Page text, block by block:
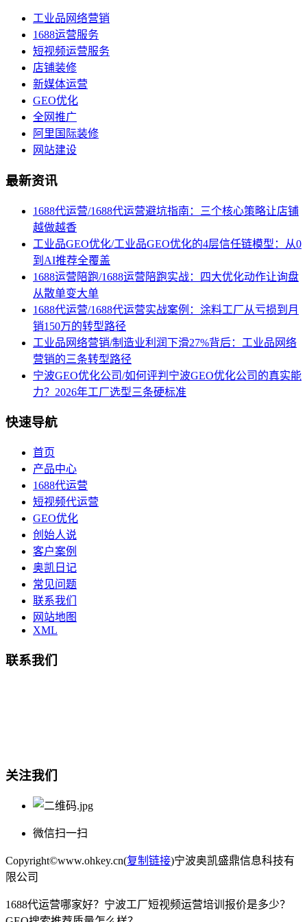
工业品网络营销
1688运营服务
短视频运营服务
店铺装修
新媒体运营
GEO优化
全网推广
阿里国际装修
网站建设
最新资讯
1688代运营/1688代运营避坑指南：三个核心策略让店铺
越做越香
工业品GEO优化/工业品GEO优化的4层信任链模型：从0
到AI推荐全覆盖
1688运营陪跑/1688运营陪跑实战：四大优化动作让询盘
从散单变大单
1688代运营/1688代运营实战案例：涂料工厂从亏损到月
销150万的转型路径
工业品网络营销/制造业利润下滑27%背后：工业品网络
营销的三条转型路径
宁波GEO优化公司/如何评判宁波GEO优化公司的真实能
力？2026年工厂选型三条硬标准
快速导航
首页
产品中心
1688代运营
短视频代运营
GEO优化
创始人说
客户案例
奥凯日记
常见问题
联系我们
网站地图
XML
联系我们
关注我们
微信扫一扫
Copyright©www.ohkey.cn(复制链接)宁波奥凯盛鼎信息科技有
限公司
1688代运营哪家好？宁波工厂短视频运营培训报价是多少？